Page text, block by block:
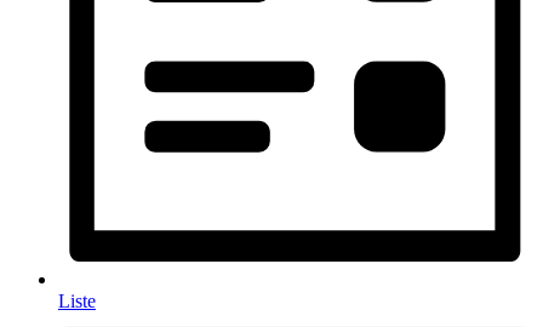
Liste